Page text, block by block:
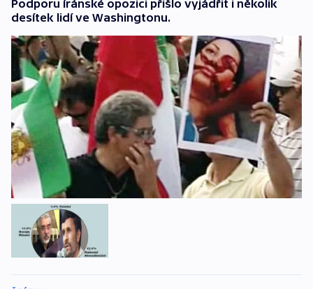
Podporu íránské opozici přišlo vyjádřit i několik
desítek lidí ve Washingtonu.